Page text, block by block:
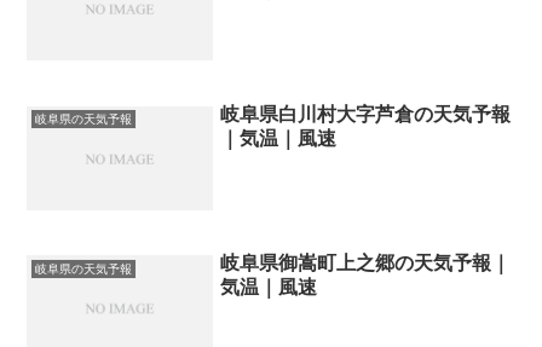
岐阜県の天気予報
岐阜県白川村大字芦倉の天気予報
｜気温｜風速
岐阜県の天気予報
岐阜県御嵩町上之郷の天気予報｜
気温｜風速